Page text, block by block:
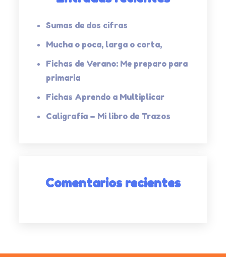
Sumas de dos cifras
Mucha o poca, larga o corta,
Fichas de Verano: Me preparo para
primaria
Fichas Aprendo a Multiplicar
Caligrafía – Mi libro de Trazos
Comentarios recientes